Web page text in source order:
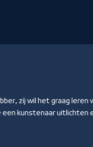
zij wil het graag leren
kunstenaar uitlichten